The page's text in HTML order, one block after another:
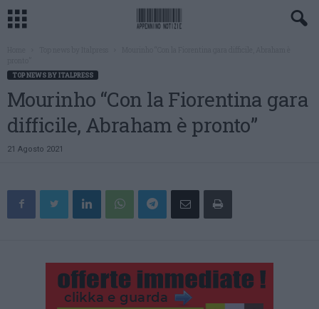
TOP NEWS BY ITALPRESS
Mourinho “Con la Fiorentina gara
difficile, Abraham è pronto”
21 Agosto 2021